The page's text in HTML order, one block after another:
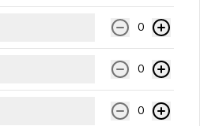
pepperoni, choricillo y salsa golf.
0
0
0